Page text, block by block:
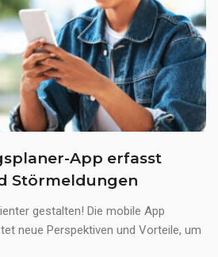
App erfasst
Störmeldungen
gestalten! Die mobile App
neue Perspektiven und Vorteile, um